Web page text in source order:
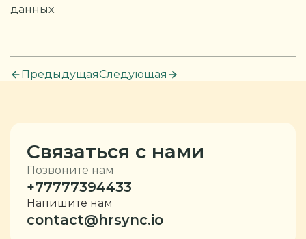
данных.
ПредыдущаяСледующая
Связаться с нами
Позвоните нам
+77777394433
Напишите нам
contact@hrsync.io